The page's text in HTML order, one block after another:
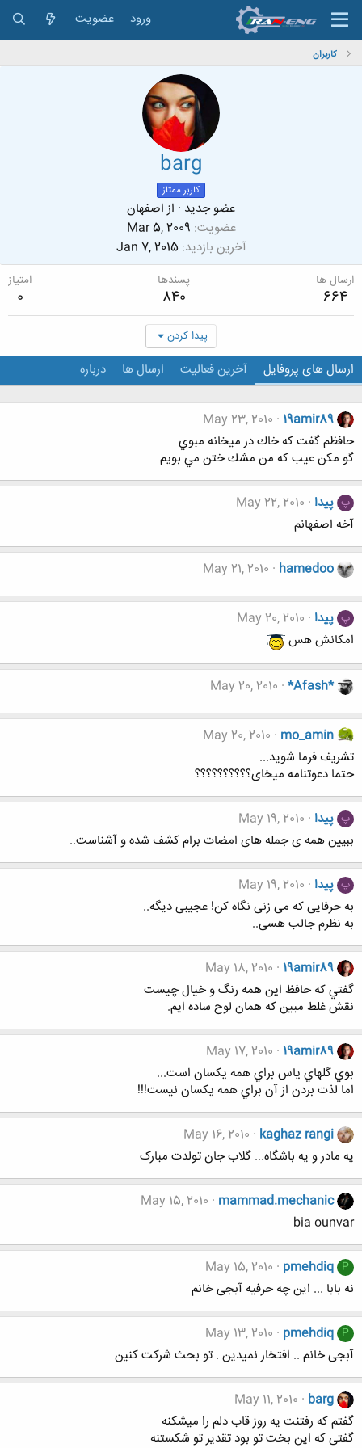
ورود عضویت
کاربران
barg
کاربر ممتاز
عضو جدید · از اصفهان
عضویت Mar 5, 2009
آخرین بازدید Jan 7, 2015
ارسال ها
664
پسندها
840
امتیاز
0
پیدا کردن
ارسال های پروفایل آخرین فعالیت ارسال ها درباره
19amir89
May 23, 2010
حافظم گفت كه خاك در ميخانه مبوي
گو مكن عيب كه من مشك ختن مي بويم
پ پیدا May 22, 2010
آخه اصفهانم
hamedoo
May 21, 2010
پ پیدا May 20, 2010
امکانش هس
*Afash*
May 20, 2010
mo_amin
May 20, 2010
تشریف فرما شوید...
حتما دعوتنامه میخای؟؟؟؟؟؟؟؟؟؟
پ پیدا May 19, 2010
ببیین همه ی جمله های امضات برام کشف شده و آشناست..
پ پیدا May 19, 2010
به حرفایی که می زنی نگاه کن! عجیبی دیگه..
به نظرم جالب هسی..
19amir89
May 18, 2010
گفتي كه حافظ اين همه رنگ و خيال چيست
نقش غلط مبين كه همان لوح ساده ايم.
19amir89
May 17, 2010
بوي گلهاي ياس براي همه يكسان است...
اما لذت بردن از آن براي همه يكسان نيست!!!
kaghaz rangi
May 16, 2010
یه مادر و یه باشگاه... گلاب جان تولدت مبارک
mammad.mechanic
May 15, 2010
bia ounvar
P
pmehdiq
May 15, 2010
نه بابا ... این چه حرفیه آبجی خانم
P
pmehdiq
May 13, 2010
آبجی خانم .. افتخار نمیدین . تو بحث شرکت کنین
barg
May 11, 2010
گفتم که رفتنت یه روز قاب دلم را میشکنه
گفتی که این بخت تو بود تقدیر تو شکستنه